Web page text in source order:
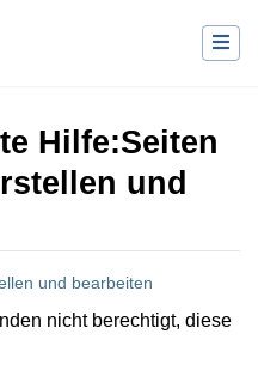
Hilfe:Seiten
und
und bearbeiten
nicht berechtigt, diese